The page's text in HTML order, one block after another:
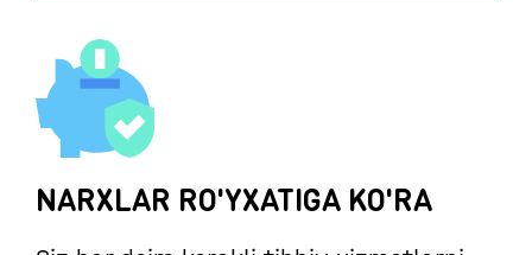
NARXLAR RO'YXATIGA KO'RA